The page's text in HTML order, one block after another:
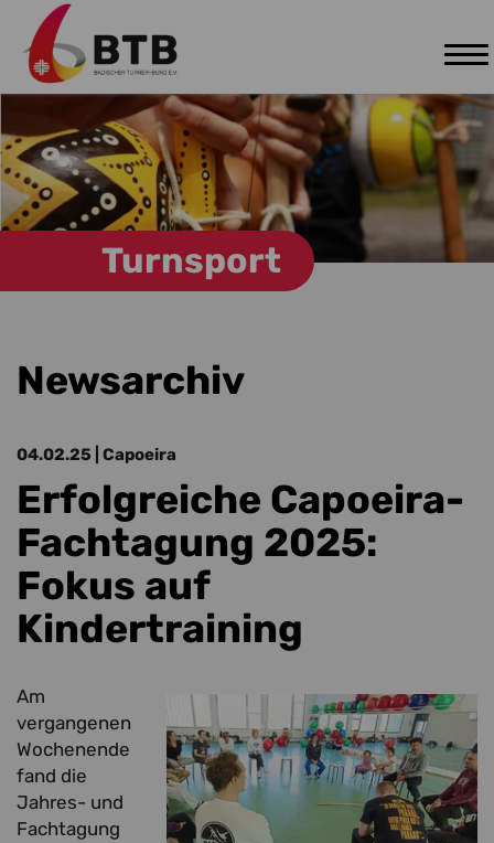
Zum Hauptinhalt springen
Turnsport
Newsarchiv
04.02.25 | Capoeira
Erfolgreiche Capoeira-
Fachtagung 2025:
Fokus auf
Kindertraining
Am
vergangenen
Wochenende
fand die
Jahres- und
Fachtagung